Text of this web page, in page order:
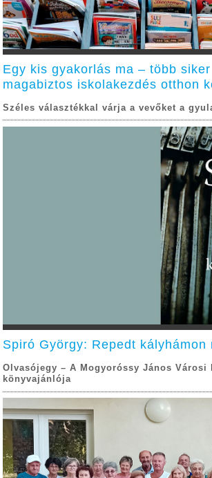
Egy kis gyakorlás ma – több
magabiztos iskolakezdés otthon
Széles választékkal várja a vevőket a
Spiró György: Repedt kályhámon
Olvasójegy – A Mogyoróssy János Városi
könyvajánlója